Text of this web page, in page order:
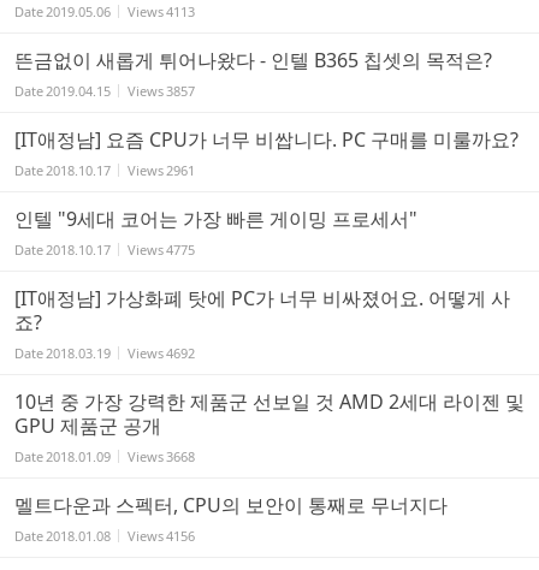
Date2019.05.06 Views4113
뜬금없이 새롭게 튀어나왔다 - 인텔 B365 칩셋의 목적은?
Date2019.04.15 Views3857
[IT애정남] 요즘 CPU가 너무 비쌉니다. PC 구매를 미룰까요?
Date2018.10.17 Views2961
인텔 "9세대 코어는 가장 빠른 게이밍 프로세서"
Date2018.10.17 Views4775
[IT애정남] 가상화폐 탓에 PC가 너무 비싸졌어요. 어떻게 사
죠?
Date2018.03.19 Views4692
10년 중 가장 강력한 제품군 선보일 것 AMD 2세대 라이젠 및
GPU 제품군 공개
Date2018.01.09 Views3668
멜트다운과 스펙터, CPU의 보안이 통째로 무너지다
Date2018.01.08 Views4156